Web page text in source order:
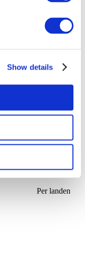
Show details
At vise
Per landen